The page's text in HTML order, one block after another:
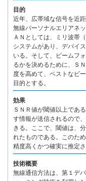
目的
近年、広帯域な信号を近
無線パーソナルエリアネ
ＡＮとしては、ミリ波帯
システムがあり、デバイ
いる。そして、ビームフ
るかを決めるために、Ｓ
度を高めて、ベストなビ
目的とする。
効果
ＳＮＲ値が閾値以上であ
す情報が送信されるので
きる。ここで、閾値は、
れたものである。このた
精度高くかつ確実に推定さ
技術概要
無線通信方法は、第１デ